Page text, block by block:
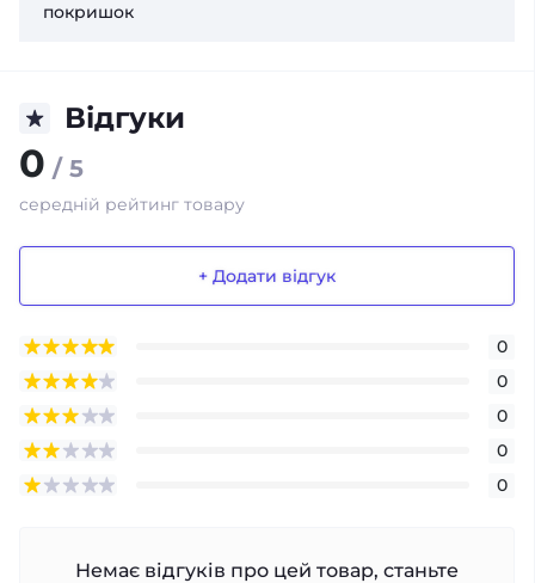
покришок
Відгуки
0 / 5
середній рейтинг товару
+ Додати відгук
0
0
0
0
0
Немає відгуків про цей товар, станьте